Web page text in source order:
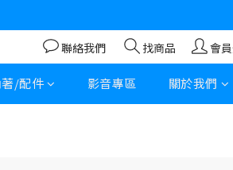
聯絡我們 找商品 會
/配件 影音專區 關於我們